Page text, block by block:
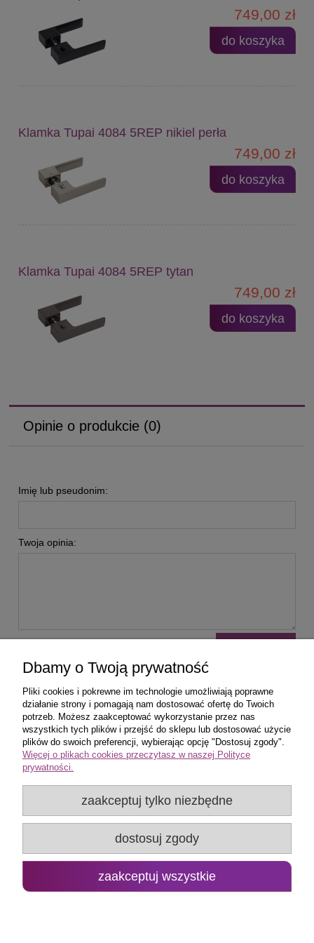
749,00 zł
do koszyka
Klamka Tupai 4084 5REP nikiel perła
749,00 zł
do koszyka
Klamka Tupai 4084 5REP tytan
749,00 zł
do koszyka
Opinie o produkcie (0)
Imię lub pseudonim:
Twoja opinia:
Zakupy
Popularne produkty
Moje konto
Promo Group Rafał Huk
Dbamy o Twoją prywatność
Pliki cookies i pokrewne im technologie umożliwiają poprawne
działanie strony i pomagają nam dostosować ofertę do Twoich
potrzeb. Możesz zaakceptować wykorzystanie przez nas
wszystkich tych plików i przejść do sklepu lub dostosować użycie
plików do swoich preferencji, wybierając opcję "Dostosuj zgody".
Więcej o plikach cookies przeczytasz w naszej Polityce
prywatności.
zaakceptuj tylko niezbędne
dostosuj zgody
zaakceptuj wszystkie